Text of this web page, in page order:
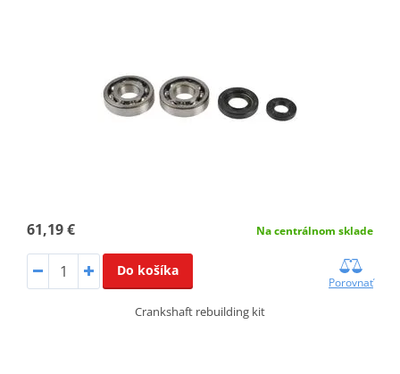
61,19 € Na centrálnom sklade
Do košíka
Porovnať
Crankshaft rebuilding kit